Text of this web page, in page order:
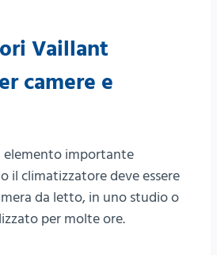
Vaillant
camere e
elemento importante
il climatizzatore deve essere
da letto, in uno studio o
per molte ore.